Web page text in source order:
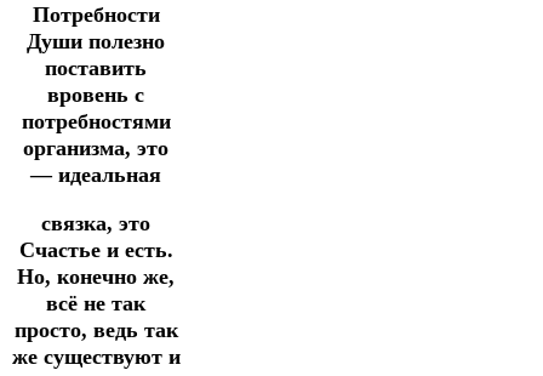
Потребности
Души полезно
поставить
вровень с
потребностями
организма, это
— идеальная
связка, это
Счастье и есть.
Но, конечно же,
всё не так
просто, ведь так
же существуют и